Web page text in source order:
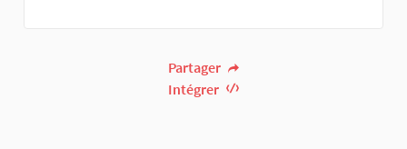
Partager
Intégrer